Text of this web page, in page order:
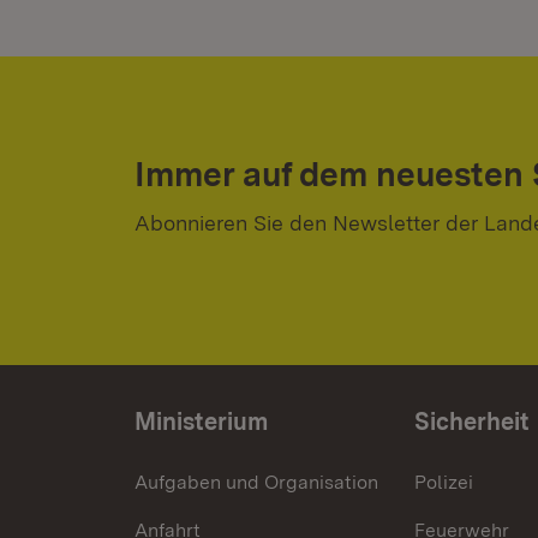
Immer auf dem neuesten
Abonnieren Sie den Newsletter der
Ministerium
Aufgaben und Organisation
Anfahrt
Sicherheit
Polizei
Feuerwehr